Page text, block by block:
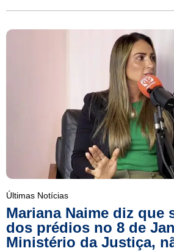
Últimas Notícias
Mariana Naime diz que
dos prédios no 8 de
Ministério da Justiça,